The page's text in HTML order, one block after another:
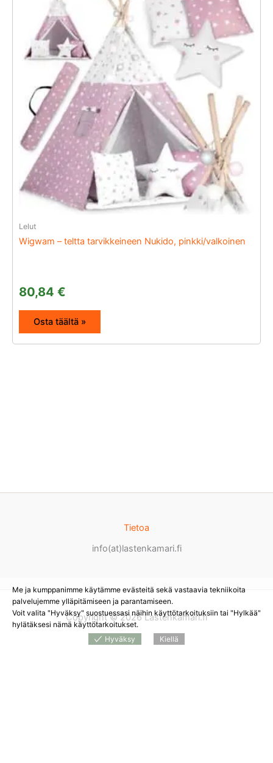
Lelut
Wigwam – teltta tarvikkeineen Nukido, pinkki/valkoinen
80,84 €
Osta täältä »
Tietoa
info(at)lastenkamari.fi
Copyright © 2026 Lastenkamari.fi
Me ja kumppanimme käytämme evästeitä sekä vastaavia tekniikoita
palvelujemme ylläpitämiseen ja parantamiseen.
Voit valita "Hyväksy" suostuessasi näihin käyttötarkoituksiin tai "Hylkää"
hylätäksesi nämä käyttötarkoitukset.
Hyväksy
Kiellä